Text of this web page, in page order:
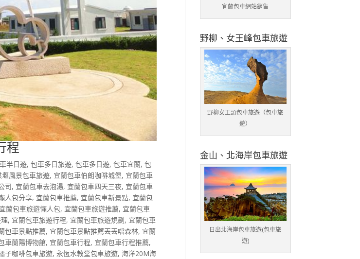
程
半日遊,包車多日旅遊,包車多日遊,包車宜蘭,包
堰風景包車旅遊, 宜蘭包車伯朗咖啡城堡, 宜蘭包車
司, 宜蘭包車去泡湯, 宜蘭包車四天三夜, 宜蘭包車
人包分享, 宜蘭包車推薦, 宜蘭包車新景點, 宜蘭包
宜蘭包車旅遊懶人包, 宜蘭包車旅遊推薦, 宜蘭包車
, 宜蘭包車旅遊行程, 宜蘭包車旅遊規劃, 宜蘭包車
包車景點推薦, 宜蘭包車景點推薦丟丟噹森林, 宜蘭
車蘭陽博物館, 宜蘭包車行程, 宜蘭包車行程推薦,
子咖啡包車旅遊,永恆水教堂包車旅遊, 海洋20M海
宜蘭包車網站銷售
野柳、女王峰包車旅遊
野柳女王頭包車旅遊（包車旅
遊）
金山、北海岸包車旅遊
日出北海岸包車旅遊(包車旅
遊)